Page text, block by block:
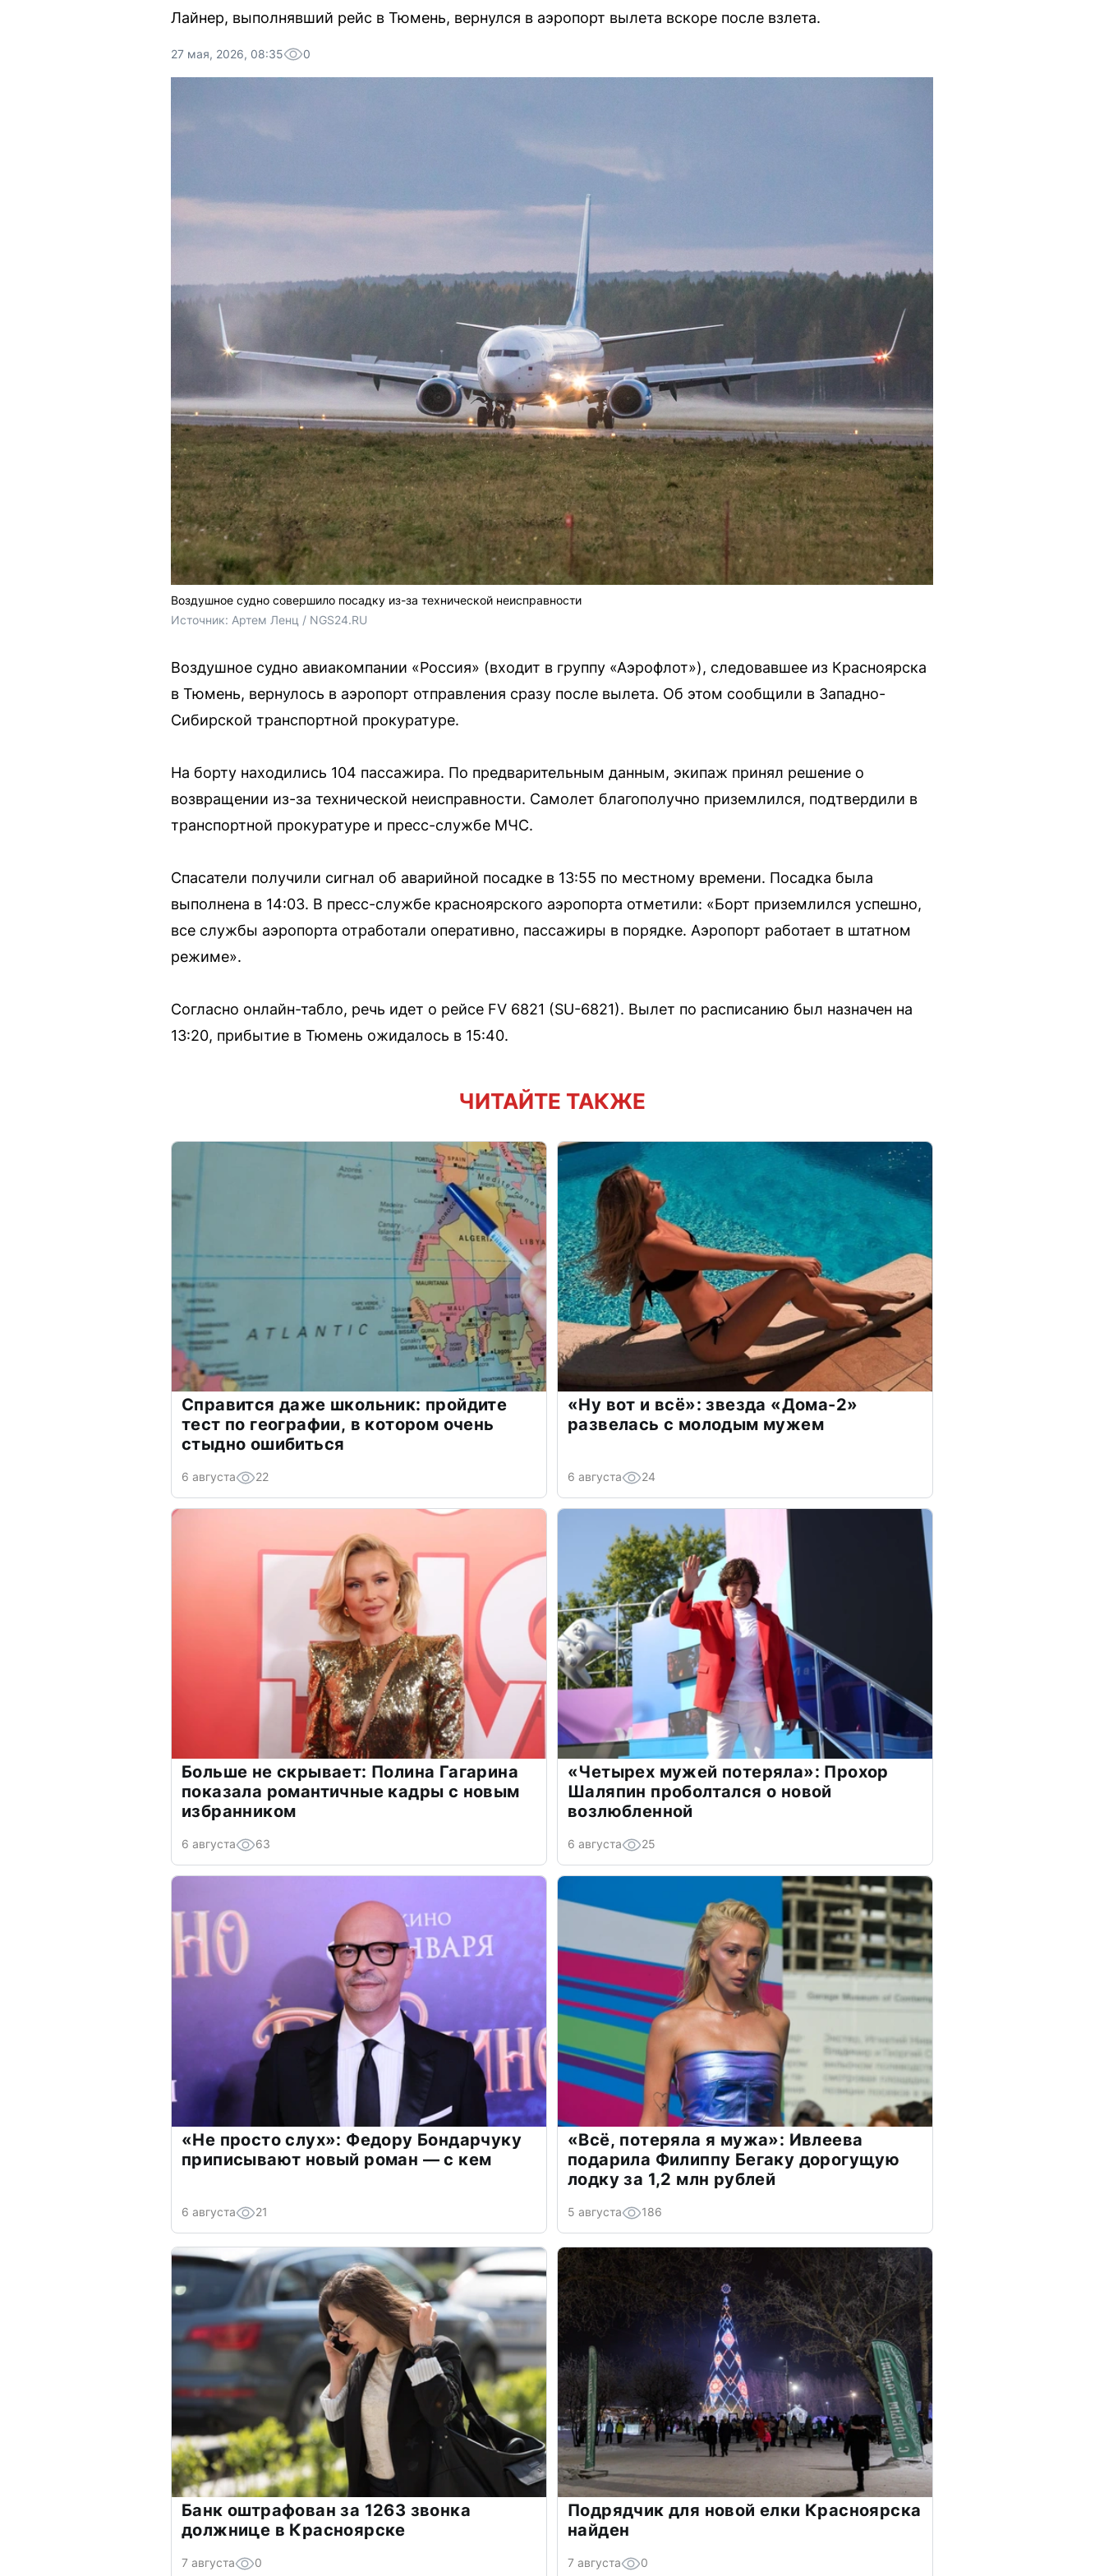
Лайнер, выполнявший рейс в Тюмень, вернулся в аэропорт вылета вскоре после взлета.
27 мая, 2026, 08:35 0
Воздушное судно совершило посадку из-за технической неисправности
Источник: Артем Ленц / NGS24.RU
Воздушное судно авиакомпании «Россия» (входит в группу «Аэрофлот»), следовавшее из Красноярска
в Тюмень, вернулось в аэропорт отправления сразу после вылета. Об этом сообщили в Западно-
Сибирской транспортной прокуратуре.
На борту находились 104 пассажира. По предварительным данным, экипаж принял решение о
возвращении из-за технической неисправности. Самолет благополучно приземлился, подтвердили в
транспортной прокуратуре и пресс-службе МЧС.
Спасатели получили сигнал об аварийной посадке в 13:55 по местному времени. Посадка была
выполнена в 14:03. В пресс-службе красноярского аэропорта отметили: «Борт приземлился успешно,
все службы аэропорта отработали оперативно, пассажиры в порядке. Аэропорт работает в штатном
режиме».
Согласно онлайн-табло, речь идет о рейсе FV 6821 (SU-6821). Вылет по расписанию был назначен на
13:20, прибытие в Тюмень ожидалось в 15:40.
ЧИТАЙТЕ ТАКЖЕ
Справится даже школьник: пройдите
тест по географии, в котором очень
стыдно ошибиться
6 августа 22
«Ну вот и всё»: звезда «Дома-2»
развелась с молодым мужем
6 августа 24
Больше не скрывает: Полина Гагарина
показала романтичные кадры с новым
избранником
6 августа 63
«Четырех мужей потеряла»: Прохор
Шаляпин проболтался о новой
возлюбленной
6 августа 25
«Не просто слух»: Федору Бондарчуку
приписывают новый роман — с кем
6 августа 21
«Всё, потеряла я мужа»: Ивлеева
подарила Филиппу Бегаку дорогущую
лодку за 1,2 млн рублей
5 августа 186
Банк оштрафован за 1263 звонка
должнице в Красноярске
7 августа 0
Подрядчик для новой елки Красноярска
найден
7 августа 0